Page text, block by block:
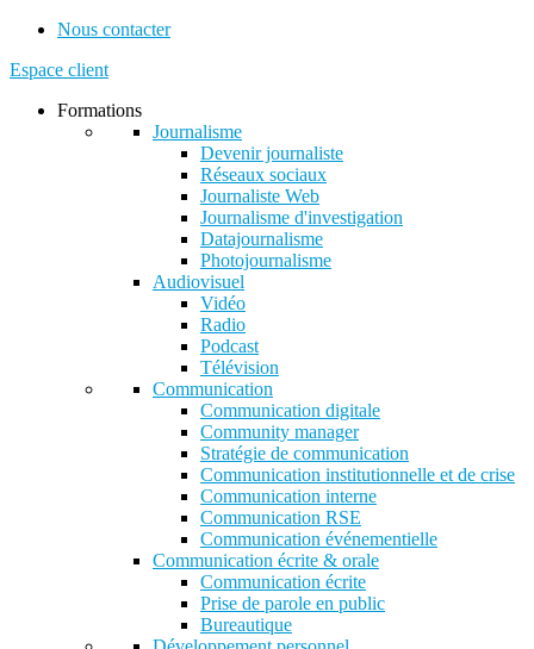
Nous contacter
Espace client
Formations
Journalisme
Devenir journaliste
Réseaux sociaux
Journaliste Web
Journalisme d'investigation
Datajournalisme
Photojournalisme
Audiovisuel
Vidéo
Radio
Podcast
Télévision
Communication
Communication digitale
Community manager
Stratégie de communication
Communication institutionnelle et de crise
Communication interne
Communication RSE
Communication événementielle
Communication écrite & orale
Communication écrite
Prise de parole en public
Bureautique